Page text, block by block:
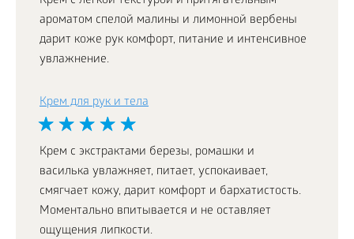
ароматом спелой малины и лимонной вербены
дарит коже рук комфорт, питание и интенсивное
увлажнение.
Крем для рук и тела
Крем с экстрактами березы, ромашки и
василька увлажняет, питает, успокаивает,
смягчает кожу, дарит комфорт и бархатистость.
Моментально впитывается и не оставляет
ощущения липкости.